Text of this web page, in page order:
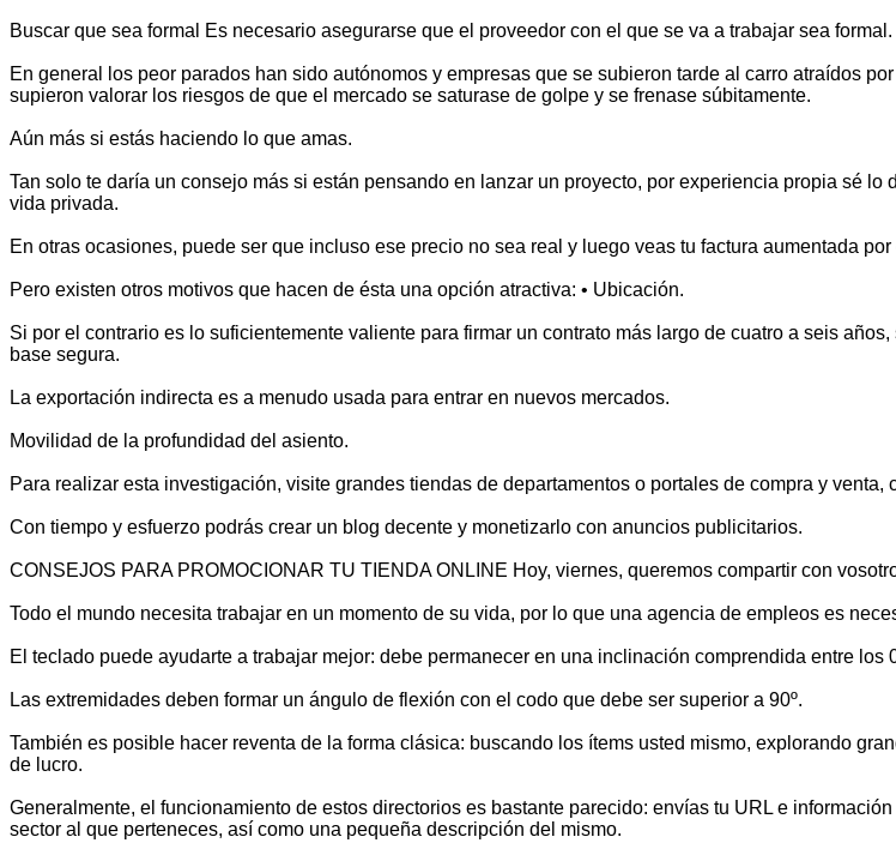
Buscar que sea formal Es necesario asegurarse que el proveedor con el que se va a trabajar sea formal.
En general los peor parados han sido autónomos y empresas que se subieron tarde al carro atraídos
supieron valorar los riesgos de que el mercado se saturase de golpe y se frenase súbitamente.
Aún más si estás haciendo lo que amas.
Tan solo te daría un consejo más si están pensando en lanzar un proyecto, por experiencia propia sé
vida privada.
En otras ocasiones, puede ser que incluso ese precio no sea real y luego veas tu factura aumentada
Pero existen otros motivos que hacen de ésta una opción atractiva: • Ubicación.
Si por el contrario es lo suficientemente valiente para firmar un contrato más largo de cuatro a seis
base segura.
La exportación indirecta es a menudo usada para entrar en nuevos mercados.
Movilidad de la profundidad del asiento.
Para realizar esta investigación, visite grandes tiendas de departamentos o portales de compra y venta,
Con tiempo y esfuerzo podrás crear un blog decente y monetizarlo con anuncios publicitarios.
CONSEJOS PARA PROMOCIONAR TU TIENDA ONLINE Hoy, viernes, queremos compartir con
Todo el mundo necesita trabajar en un momento de su vida, por lo que una agencia de empleos es
El teclado puede ayudarte a trabajar mejor: debe permanecer en una inclinación comprendida entre
Las extremidades deben formar un ángulo de flexión con el codo que debe ser superior a 90º.
También es posible hacer reventa de la forma clásica: buscando los ítems usted mismo, explorando
de lucro.
Generalmente, el funcionamiento de estos directorios es bastante parecido: envías tu URL e
sector al que perteneces, así como una pequeña descripción del mismo.